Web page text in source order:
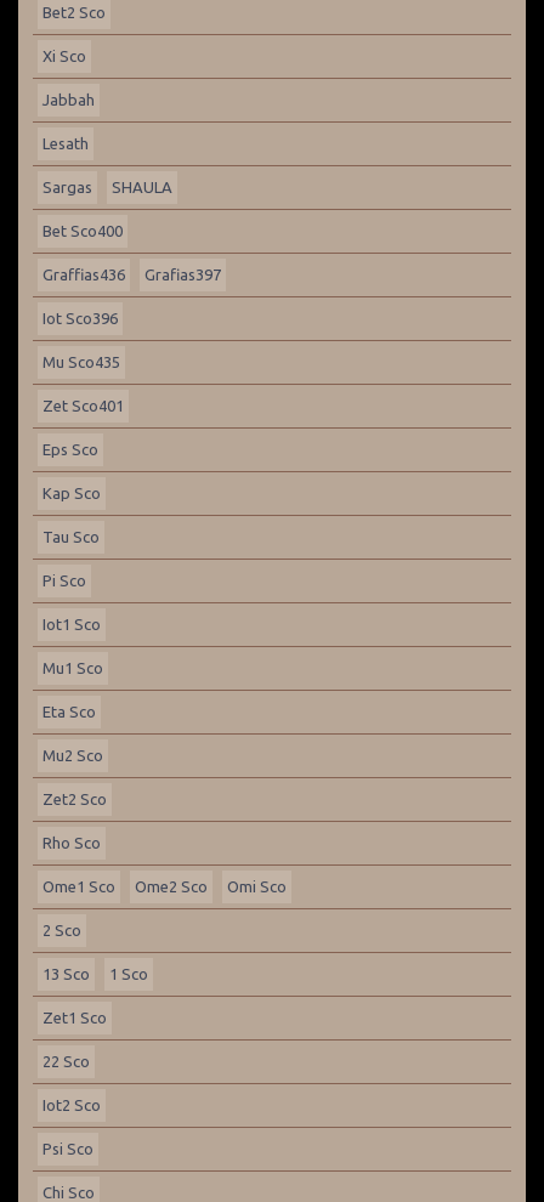
Bet2 Sco
Xi Sco
Jabbah
Lesath
Sargas SHAULA
Bet Sco400
Graffias436 Grafias397
Iot Sco396
Mu Sco435
Zet Sco401
Eps Sco
Kap Sco
Tau Sco
Pi Sco
Iot1 Sco
Mu1 Sco
Eta Sco
Mu2 Sco
Zet2 Sco
Rho Sco
Ome1 Sco Ome2 Sco Omi Sco
2 Sco
13 Sco 1 Sco
Zet1 Sco
22 Sco
Iot2 Sco
Psi Sco
Chi Sco